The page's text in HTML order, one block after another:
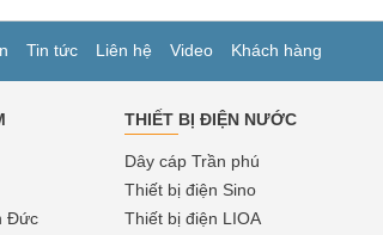
Tin tức Liên hệ Video Khách hàng
Đức
THIẾT BỊ ĐIỆN NƯỚC
Dây cáp Trần phú
Thiết bị điện Sino
Thiết bị điện LIOA